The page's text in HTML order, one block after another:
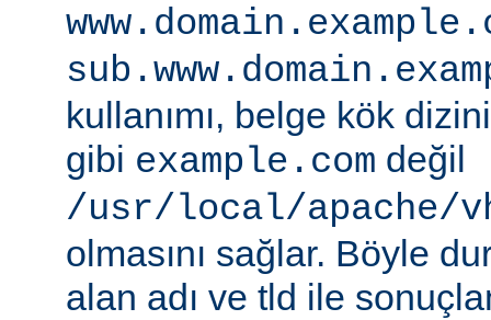
kullanımı, belge kök
gibi example.com değil
/usr/local/apache/
olmasını sağlar. Böyle
alan adı ve tld ile